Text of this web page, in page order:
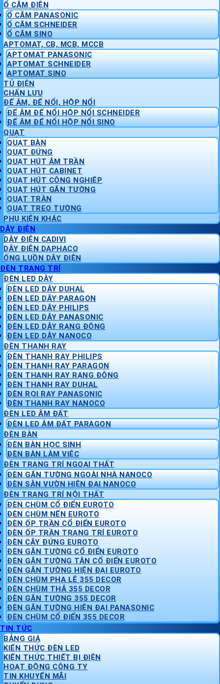
Ổ CẮM ĐIỆN
Ổ CẮM PANASONIC
Ổ CẮM SCHNEIDER
Ổ CẮM SINO
APTOMAT, CB, MCB, MCCB
APTOMAT PANASONIC
APTOMAT SCHNEIDER
APTOMAT SINO
TỦ ĐIỆN
CHẤN LƯU
ĐẾ ÂM, ĐẾ NỔI, HỘP NỔI
ĐẾ ÂM ĐẾ NỔI HỘP NỔI SCHNEIDER
ĐẾ ÂM ĐẾ NỔI HỘP NỔI SINO
QUẠT
QUẠT BÀN
QUẠT ĐỨNG
QUẠT HÚT ÂM TRẦN
QUẠT HÚT CABINET
QUẠT HÚT CÔNG NGHIỆP
QUẠT HÚT GẮN TƯỜNG
QUẠT TRẦN
QUẠT TREO TƯỜNG
PHỤ KIỆN KHÁC
DÂY ĐIỆN
DÂY ĐIỆN CADIVI
DÂY ĐIỆN DAPHACO
ỐNG LUỒN DÂY ĐIỆN
ĐÈN TRANG TRÍ
ĐÈN LED DÂY
ĐÈN LED DÂY DUHAL
ĐÈN LED DÂY PARAGON
ĐÈN LED DÂY PHILIPS
ĐÈN LED DÂY PANASONIC
ĐÈN LED DÂY RẠNG ĐÔNG
ĐÈN LED DÂY NANOCO
ĐÈN THANH RAY
ĐÈN THANH RAY PHILIPS
ĐÈN THANH RAY PARAGON
ĐÈN THANH RAY RẠNG ĐÔNG
ĐÈN THANH RAY DUHAL
ĐÈN RỌI RAY PANASONIC
ĐÈN THANH RAY NANOCO
ĐÈN LED ÂM ĐẤT
ĐÈN LED ÂM ĐẤT PARAGON
ĐÈN BÀN
ĐÈN BÀN HỌC SINH
ĐÈN BÀN LÀM VIỆC
ĐÈN TRANG TRÍ NGOẠI THẤT
ĐÈN GẮN TƯỜNG NGOÀI NHÀ NANOCO
ĐÈN SÂN VƯỜN HIỆN ĐẠI NANOCO
ĐÈN TRANG TRÍ NỘI THẤT
ĐÈN CHÙM CỔ ĐIỂN EUROTO
ĐÈN CHÙM NẾN EUROTO
ĐÈN ỐP TRẦN CỔ ĐIỂN EUROTO
ĐÈN ỐP TRẦN TRANG TRÍ EUROTO
ĐÈN CÂY ĐỨNG EUROTO
ĐÈN GẮN TƯỜNG CỔ ĐIỂN EUROTO
ĐÈN GẮN TƯỜNG TÂN CỔ ĐIỂN EUROTO
ĐÈN GẮN TƯỜNG HIỆN ĐẠI EUROTO
ĐÈN CHÙM PHA LÊ 355 DECOR
ĐÈN CHÙM THẢ 355 DECOR
ĐÈN GẮN TƯỜNG 355 DECOR
ĐÈN GẮN TƯỜNG HIỆN ĐẠI PANASONIC
ĐÈN CHÙM CỔ ĐIỂN 355 DECOR
TIN TỨC
BẢNG GIÁ
KIẾN THỨC ĐÈN LED
KIẾN THỨC THIẾT BỊ ĐIỆN
HOẠT ĐỘNG CÔNG TY
TIN KHUYẾN MÃI